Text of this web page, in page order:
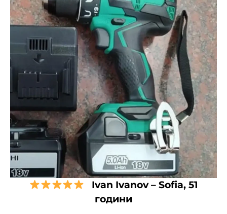
Ivan Ivanov – Sofia, 51
години